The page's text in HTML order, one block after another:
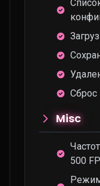
Сброс
Misc
500
Режим